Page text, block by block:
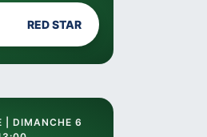
RED STAR
| DIMANCHE 6